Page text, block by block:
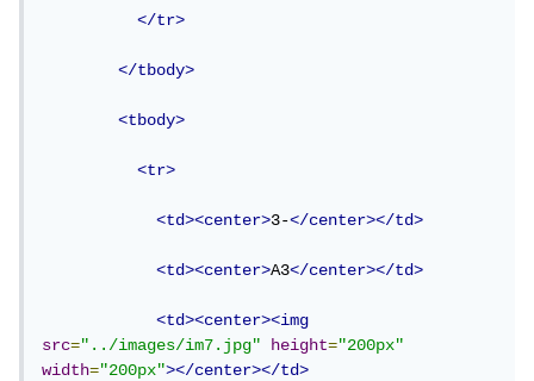
</tr>
</tbody>
<tbody>
<tr>
<td><center>3-</center></td>
<td><center>A3</center></td>
<td><center><img
src="../images/im7.jpg" height="200px"
width="200px"></center></td>